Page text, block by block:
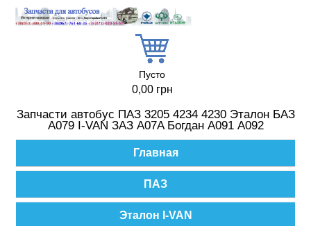
Пусто
0,00 грн
Запчасти автобус ПАЗ 3205 4234 4230 Эталон БАЗ
А079 I-VAN ЗАЗ A07A Богдан А091 А092
Главная
ПАЗ
Эталон I-VAN